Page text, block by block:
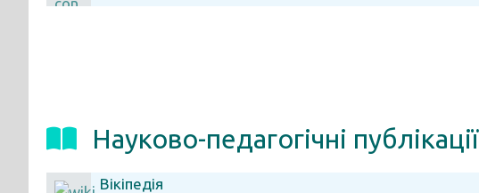
Науково-педагогічні публікації
Вікіпедія